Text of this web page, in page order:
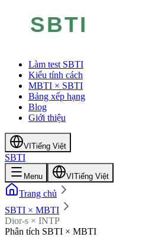
Làm test SBTI
Kiểu tính cách
MBTI × SBTI
Bảng xếp hạng
Blog
Giới thiệu
VI Tiếng Việt
SBTI
Menu VI Tiếng Việt
Trang chủ
SBTI × MBTI
Dior-s × INTP
Phân tích SBTI × MBTI